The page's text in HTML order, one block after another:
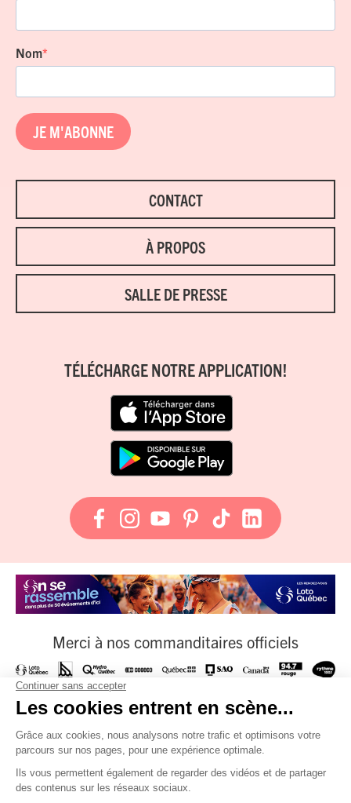
Nom
JE M'ABONNE
CONTACT
À PROPOS
SALLE DE PRESSE
TÉLÉCHARGE NOTRE APPLICATION!
Merci à nos commanditaires officiels
À nos fournisseurs officiels
Et à tous nos partenaires